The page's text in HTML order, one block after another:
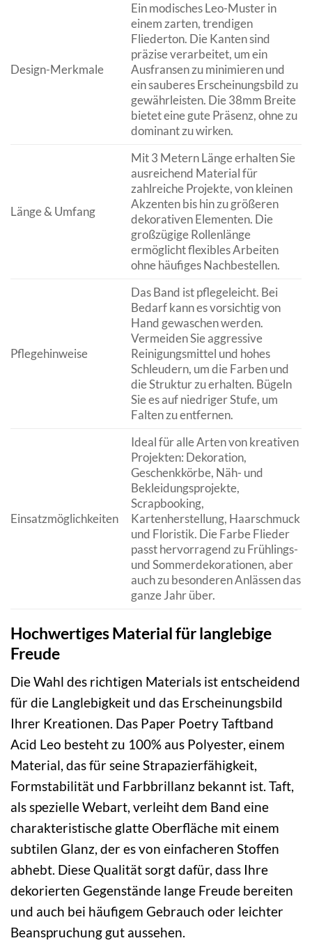
Design-Merkmale
Ein modisches Leo-Muster in
einem zarten, trendigen
Fliederton. Die Kanten sind
präzise verarbeitet, um ein
Ausfransen zu minimieren und
ein sauberes Erscheinungsbild zu
gewährleisten. Die 38mm Breite
bietet eine gute Präsenz, ohne zu
dominant zu wirken.
Länge & Umfang
Mit 3 Metern Länge erhalten Sie
ausreichend Material für
zahlreiche Projekte, von kleinen
Akzenten bis hin zu größeren
dekorativen Elementen. Die
großzügige Rollenlänge
ermöglicht flexibles Arbeiten
ohne häufiges Nachbestellen.
Pflegehinweise
Das Band ist pflegeleicht. Bei
Bedarf kann es vorsichtig von
Hand gewaschen werden.
Vermeiden Sie aggressive
Reinigungsmittel und hohes
Schleudern, um die Farben und
die Struktur zu erhalten. Bügeln
Sie es auf niedriger Stufe, um
Falten zu entfernen.
Einsatzmöglichkeiten
Ideal für alle Arten von kreativen
Projekten: Dekoration,
Geschenkkörbe, Näh- und
Bekleidungsprojekte,
Scrapbooking,
Kartenherstellung, Haarschmuck
und Floristik. Die Farbe Flieder
passt hervorragend zu Frühlings-
und Sommerdekorationen, aber
auch zu besonderen Anlässen das
ganze Jahr über.
Hochwertiges Material für langlebige
Freude
Die Wahl des richtigen Materials ist entscheidend
für die Langlebigkeit und das Erscheinungsbild
Ihrer Kreationen. Das Paper Poetry Taftband
Acid Leo besteht zu 100% aus Polyester, einem
Material, das für seine Strapazierfähigkeit,
Formstabilität und Farbbrillanz bekannt ist. Taft,
als spezielle Webart, verleiht dem Band eine
charakteristische glatte Oberfläche mit einem
subtilen Glanz, der es von einfacheren Stoffen
abhebt. Diese Qualität sorgt dafür, dass Ihre
dekorierten Gegenstände lange Freude bereiten
und auch bei häufigem Gebrauch oder leichter
Beanspruchung gut aussehen.